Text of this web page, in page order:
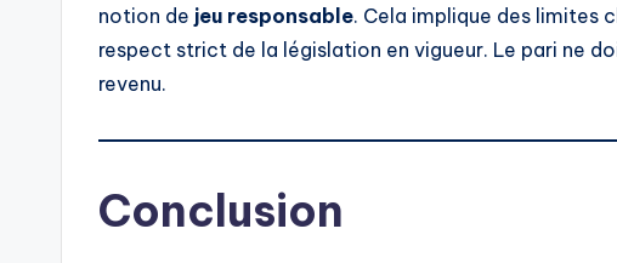
notion de jeu responsable. Cela implique des limites
respect strict de la législation en vigueur. Le pari ne
revenu.
Conclusion